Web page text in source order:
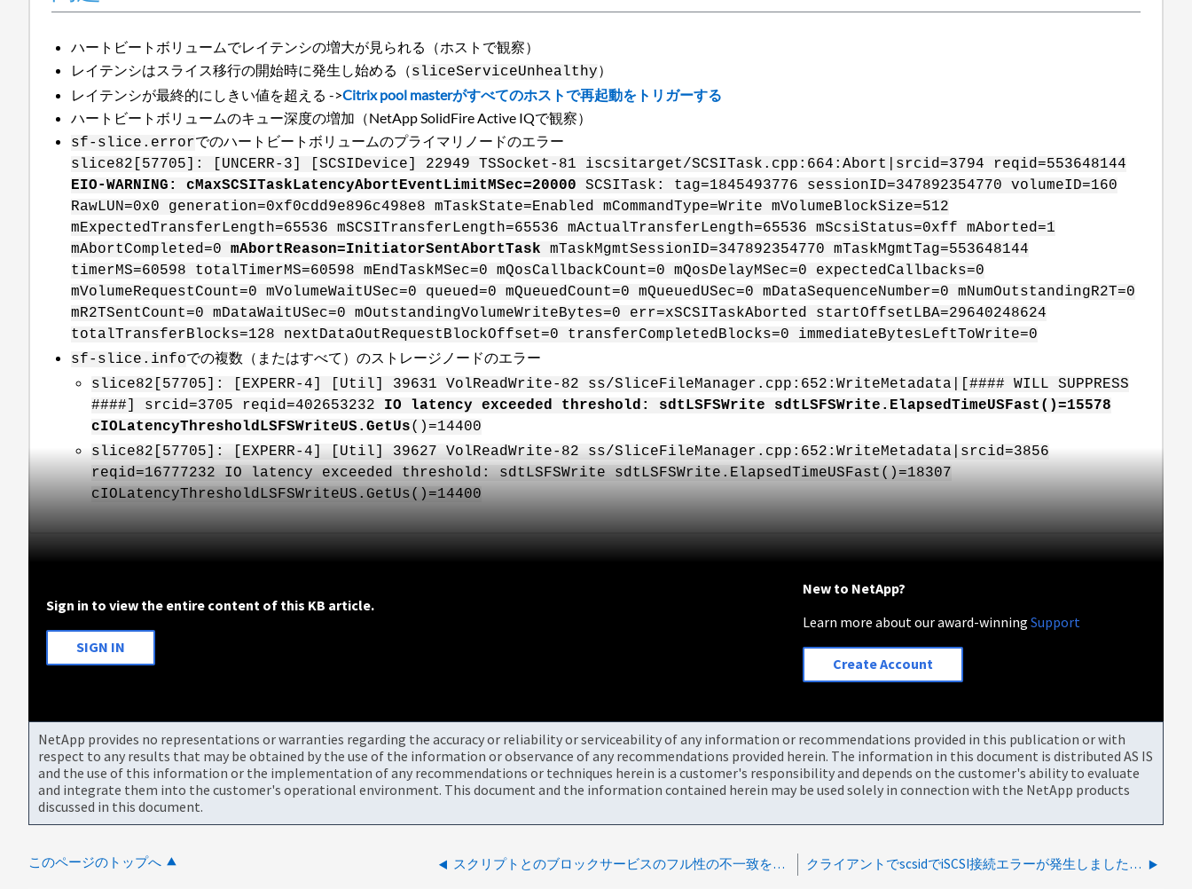
ハートビートボリュームでレイテンシの増大が見られる（ホストで観察）
レイテンシはスライス移行の開始時に発生し始める（sliceServiceUnhealthy）
レイテンシが最終的にしきい値を超える ->Citrix pool masterがすべてのホストで再起動をトリガーする
ハートビートボリュームのキュー深度の増加（NetApp SolidFire Active IQで観察）
sf-slice.errorでのハートビートボリュームのプライマリノードのエラー
slice82[57705]: [UNCERR-3] [SCSIDevice] 22949 TSSocket-81 iscsitarget/SCSITask.cpp:664:Abort|srcid=3794 reqid=553648144
EIO-WARNING: cMaxSCSITaskLatencyAbortEventLimitMSec=20000 SCSITask: tag=1845493776 sessionID=347892354770 volumeID=160
RawLUN=0x0 generation=0xf0cdd9e896c498e8 mTaskState=Enabled mCommandType=Write mVolumeBlockSize=512
mExpectedTransferLength=65536 mSCSITransferLength=65536 mActualTransferLength=65536 mScsiStatus=0xff mAborted=1
mAbortCompleted=0mAbortReason=InitiatorSentAbortTask mTaskMgmtSessionID=347892354770 mTaskMgmtTag=553648144
timerMS=60598 totalTimerMS=60598 mEndTaskMSec=0 mQosCallbackCount=0 mQosDelayMSec=0 expectedCallbacks=0
mVolumeRequestCount=0 mVolumeWaitUSec=0 queued=0 mQueuedCount=0 mQueuedUSec=0 mDataSequenceNumber=0 mNumOutstandingR2T=0
mR2TSentCount=0 mDataWaitUSec=0 mOutstandingVolumeWriteBytes=0 err=xSCSITaskAborted startOffsetLBA=29640248624
totalTransferBlocks=128 nextDataOutRequestBlockOffset=0 transferCompletedBlocks=0 immediateBytesLeftToWrite=0
sf-slice.infoでの複数（またはすべて）のストレージノードのエラー
slice82[57705]: [EXPERR-4] [Util] 39631 VolReadWrite-82 ss/SliceFileManager.cpp:652:WriteMetadata|[#### WILL SUPPRESS
####] srcid=3705 reqid=402653232 IO latency exceeded threshold: sdtLSFSWrite sdtLSFSWrite.ElapsedTimeUSFast()=15578
cIOLatencyThresholdLSFSWriteUS.GetUs()=14400
slice82[57705]: [EXPERR-4] [Util] 39627 VolReadWrite-82 ss/SliceFileManager.cpp:652:WriteMetadata|srcid=3856
reqid=16777232 IO latency exceeded threshold: sdtLSFSWrite sdtLSFSWrite.ElapsedTimeUSFast()=18307
cIOLatencyThresholdLSFSWriteUS.GetUs()=14400
Sign in to view the entire content of this KB article.
SIGN IN
New to NetApp?
Learn more about our award-winningSupport
Create Account
NetApp provides no representations or warranties regarding the accuracy or reliability or serviceability of any information or recommendations provided in this publication or with
respect to any results that may be obtained by the use of the information or observance of any recommendations provided herein. The information in this document is distributed AS IS
and the use of this information or the implementation of any recommendations or techniques herein is a customer's responsibility and depends on the customer's ability to evaluate
and integrate them into the customer's operational environment. This document and the information contained herein may be used solely in connection with the NetApp products
discussed in this document.
このページのトップへ スクリプトとのブロックサービスのフル性の不一致を確認します クライアントでscsidでiSCSI接続エラーが発生しました：ログイン認証に失敗しました